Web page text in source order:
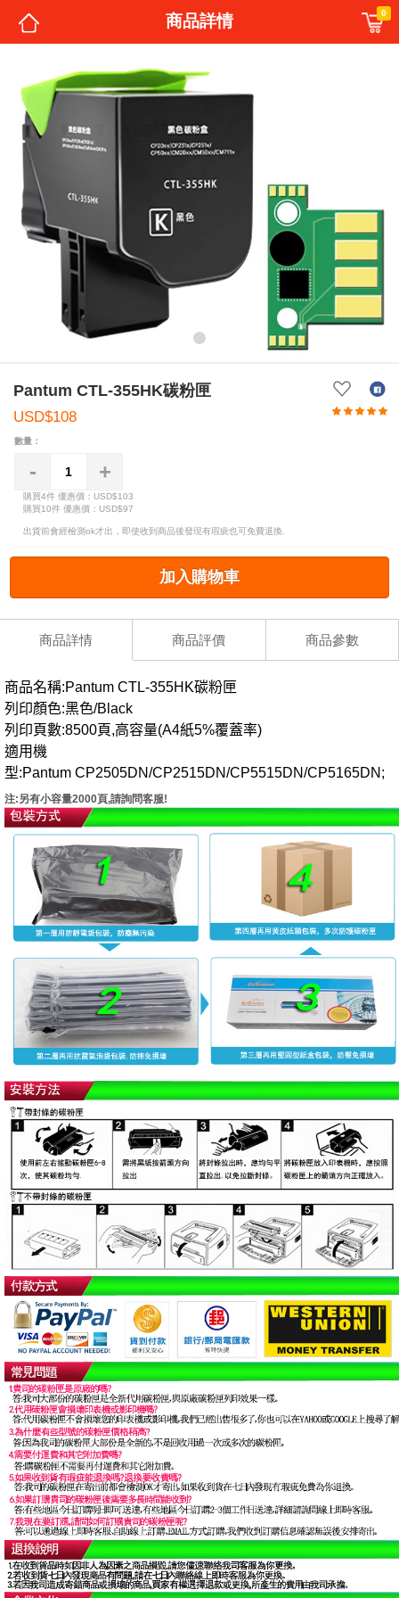
商品詳情 0
Pantum CTL-355HK碳粉匣
USD$108
數量：
- +
購買4件優惠價：USD$103
購買10件優惠價：USD$97
出貨前會經檢測ok才出，即使收到商品後發現有瑕疵也可免費退換.
加入購物車
商品詳情 商品評價 商品參數
商品名稱:Pantum CTL-355HK碳粉匣
列印顏色:黑色/Black
列印頁數:8500頁,高容量(A4紙5%覆蓋率)
適用機
型:Pantum CP2505DN/CP2515DN/CP5515DN/CP5165DN;
注:另有小容量2000頁,請詢問客服!